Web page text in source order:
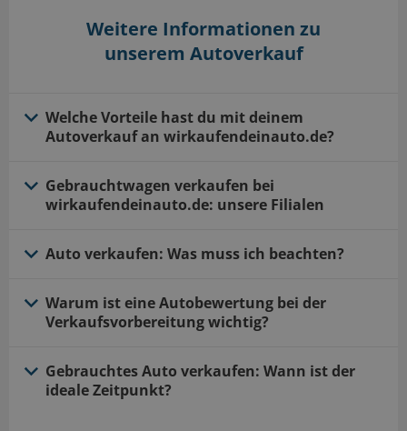
Weitere Informationen zu
unserem Autoverkauf
Welche Vorteile hast du mit deinem
Autoverkauf an wirkaufendeinauto.de?
Lösung für deinen Gebrauchtwagenverkauf.
eine faire Chance und jeder Pkw einen fairen
Vorteile bei deinem Autoverkauf mit
wirkaufendeinauto.de
Verkauf bequem von zu Hause aus erledigen
Gebrauchtwagen verkaufen bei
wirkaufendeinauto.de: unsere Filialen
Auto verkaufen: Was muss ich beachten?
deines Altfahrzeugs das Beste herausholen.
Vorbereitung des Autoverkaufs
zusammengestellt.
Warum ist eine Autobewertung bei der
Verkaufsvorbereitung wichtig?
möchtest, ist eine genaue Autobewertung
unerlässlich. Der
Gebrauchtes Auto verkaufen: Wann ist der
ideale Zeitpunkt?